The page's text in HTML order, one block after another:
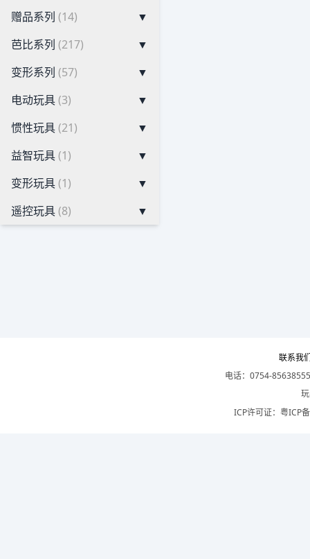
赠品系列 (14)
▼
芭比系列 (217)
▼
变形系列 (57)
▼
电动玩具(3)
▼
惯性玩具(21)
▼
益智玩具(1)
▼
变形玩具(1)
▼
遥控玩具(8) ▼
联系我
电话：0754-
ICP许可证： 粤ICP